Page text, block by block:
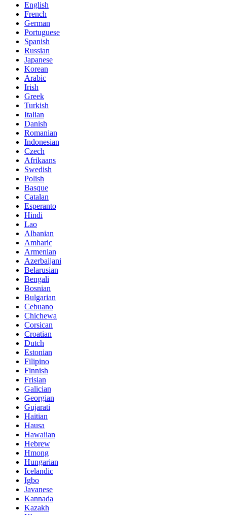
English
French
German
Portuguese
Spanish
Russian
Japanese
Korean
Arabic
Irish
Greek
Turkish
Italian
Danish
Romanian
Indonesian
Czech
Afrikaans
Swedish
Polish
Basque
Catalan
Esperanto
Hindi
Lao
Albanian
Amharic
Armenian
Azerbaijani
Belarusian
Bengali
Bosnian
Bulgarian
Cebuano
Chichewa
Corsican
Croatian
Dutch
Estonian
Filipino
Finnish
Frisian
Galician
Georgian
Gujarati
Haitian
Hausa
Hawaiian
Hebrew
Hmong
Hungarian
Icelandic
Igbo
Javanese
Kannada
Kazakh